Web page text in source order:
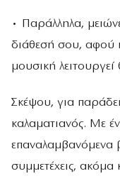
• Παράλληλα,
διάθεσή σου, αφού
μουσική λειτουργεί
Σκέψου, για
καλαματιανός. Με
επαναλαμβανόμενα
συμμετέχεις, ακόμα